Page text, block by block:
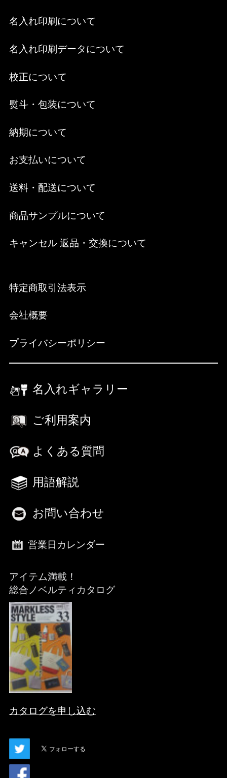
名入れ印刷について
名入れ印刷データについて
校正について
熨斗・包装について
納期について
お支払いについて
送料・配送について
商品サンプルについて
キャンセル 返品・交換について
特定商取引法表示
会社概要
プライバシーポリシー
名入れギャラリー
ご利用案内
よくある質問
用語解説
お問い合わせ
営業日カレンダー
アイテム満載！
総合ノベルティカタログ
カタログを申し込む